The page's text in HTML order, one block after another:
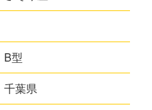
B型
千葉県